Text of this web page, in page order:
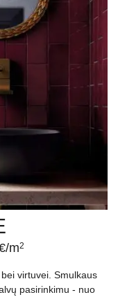
m2
virtuvei. Smulkaus
pasirinkimu - nuo